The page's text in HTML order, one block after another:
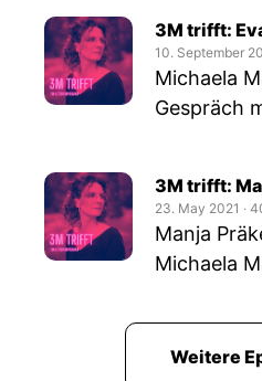
3M trifft:
10. September
Michaela
Gespräch
3M trifft:
23. May 2021 ‧
Manja
Michaela
Weitere